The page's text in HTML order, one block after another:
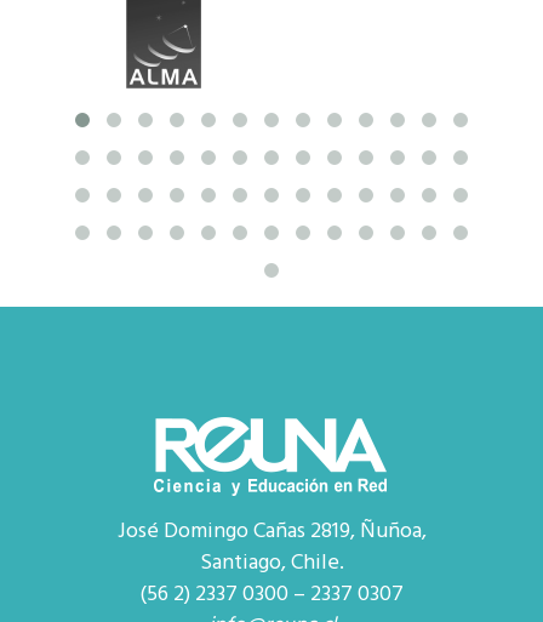
José Domingo Cañas 2819, Ñuñoa,
Santiago, Chile.
(56 2) 2337 0300 – 2337 0307